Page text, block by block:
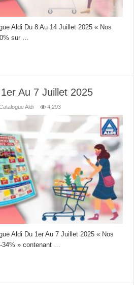
Aldi Du 8 Au 14 Juillet 2025 « Nos
sur …
Au 7 Juillet 2025
Aldi 4,293
Aldi Du 1er Au 7 Juillet 2025 « Nos
34% » contenant …